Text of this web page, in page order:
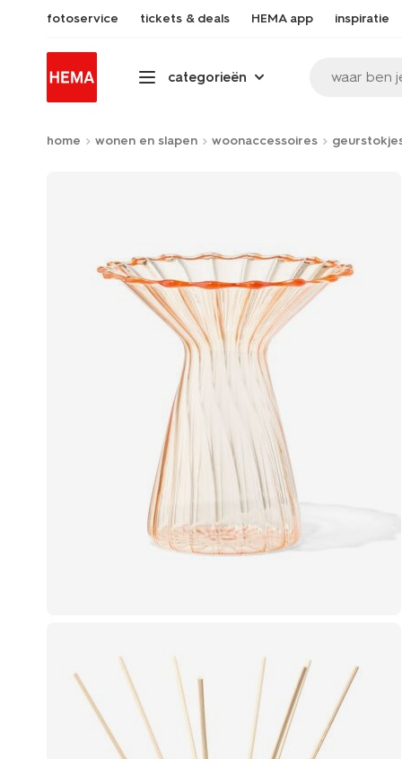
fotoservice tickets & deals HEMA app inspiratie
categorieën waar ben
home wonen en slapen woonaccessoires